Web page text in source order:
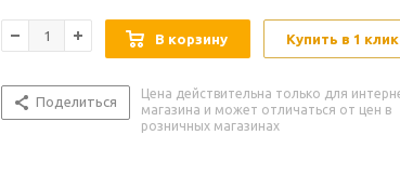
В корзину Купить в 1 клик
Поделиться
Цена действительна только для
магазина и может отличаться от цен в
розничных магазинах